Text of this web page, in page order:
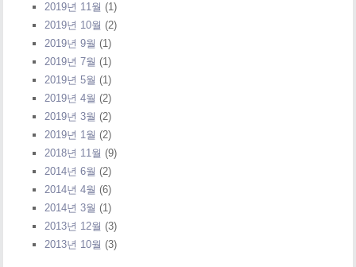
2019년 11월 (1)
2019년 10월 (2)
2019년 9월 (1)
2019년 7월 (1)
2019년 5월 (1)
2019년 4월 (2)
2019년 3월 (2)
2019년 1월 (2)
2018년 11월 (9)
2014년 6월 (2)
2014년 4월 (6)
2014년 3월 (1)
2013년 12월 (3)
2013년 10월 (3)